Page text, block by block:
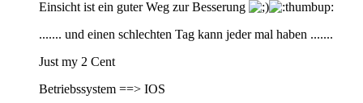
Einsicht ist ein guter Weg zur Besserung
....... und einen schlechten Tag kann jeder mal haben .......
Just my 2 Cent
Betriebssystem ==> IOS